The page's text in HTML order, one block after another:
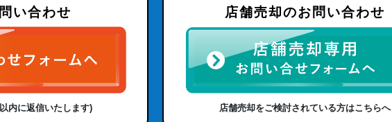
い合わせ
内に返信いたします)
店舗売却のお問い合わせ
店舗売却をご検討されている方はこちらへ